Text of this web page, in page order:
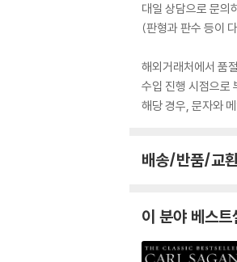
대일 상담으로 문의
(판형과 판수 등이
해외거래처에서 품
수입 진행 시점으로
해당 경우, 문자와
배송/반품/교
이 분야 베스트